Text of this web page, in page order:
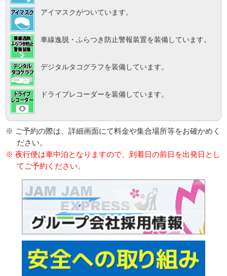
アイマスクがついています。
車線逸脱・ふらつき防止警報装置を装備しています。
デジタルタコグラフを装備しています。
ドライブレコーダーを装備しています。
※ ご予約の際は、詳細画面にて料金や集合場所等をお確かめく
ださい。
※ 夜行便は車中泊となりますので、到着日の前日を出発日とし
てご予約ください。